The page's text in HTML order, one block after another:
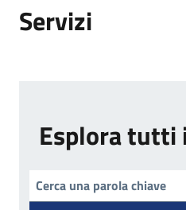
Servizi
Esplora tutti